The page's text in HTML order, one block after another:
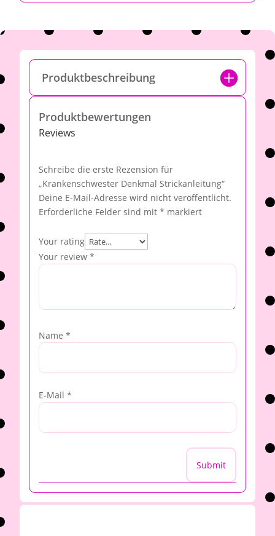
Produktbeschreibung
Produktbewertungen
Reviews
Schreibe die erste Rezension für
„Krankenschwester Denkmal Strickanleitung“
Deine E-Mail-Adresse wird nicht veröffentlicht.
Erforderliche Felder sind mit * markiert
Your rating
Your review *
Name *
E-Mail *
Submit